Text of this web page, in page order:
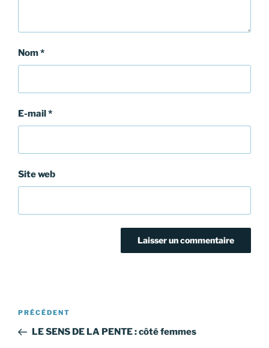
Nom*
E-mail*
Site web
Navigation
l’article
Article
précédent
PRÉCÉDENT
LE SENS DE LA PENTE : côté femmes